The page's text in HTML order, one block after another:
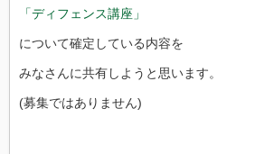
「ディフェンス講座」
について確定している内容を
みなさんに共有しようと思います。
(募集ではありません)